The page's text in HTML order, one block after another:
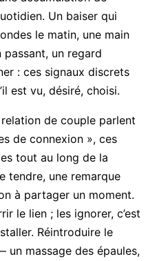
Un baiser qui
le matin, une main
passant, un regard
: ces signaux discrets
est vu, désiré, choisi.
de couple parlent
de connexion », ces
tout au long de la
tendre, une remarque
à partager un moment.
le lien ; les ignorer, c’est
Réintroduire le
un massage des épaules,